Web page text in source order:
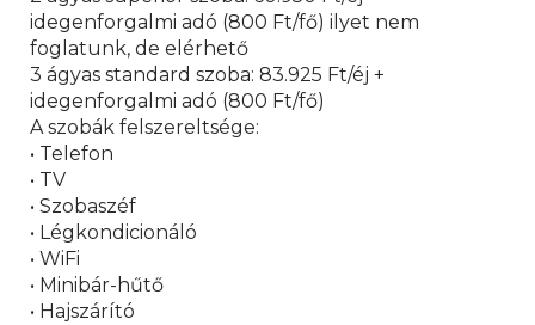
idegenforgalmi adó (800 Ft/fő) ilyet nem
foglatunk, de elérhető
3 ágyas standard szoba: 83.925 Ft/éj +
idegenforgalmi adó (800 Ft/fő)
A szobák felszereltsége:
• Telefon
• TV
• Szobaszéf
• Légkondicionáló
• WiFi
• Minibár-hűtő
• Hajszárító